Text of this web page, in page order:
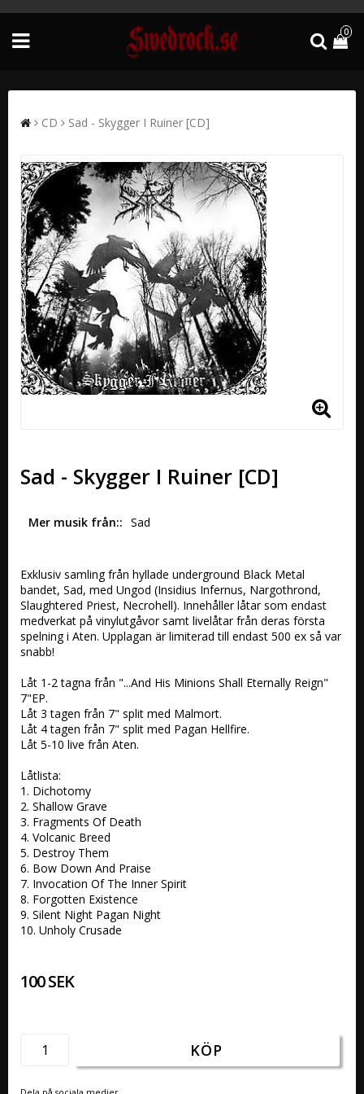
0
CD Sad - Skygger I Ruiner [CD]
Sad - Skygger I Ruiner [CD]
Mer musik från: Sad
Exklusiv samling från hyllade underground Black Metal
bandet, Sad, med Ungod (Insidius Infernus, Nargothrond,
Slaughtered Priest, Necrohell). Innehåller låtar som endast
medverkat på vinylutgåvor samt livelåtar från deras första
spelning i Aten. Upplagan är limiterad till endast 500 ex så var
snabb!
Låt 1-2 tagna från "...And His Minions Shall Eternally Reign"
7"EP.
Låt 3 tagen från 7" split med Malmort.
Låt 4 tagen från 7" split med Pagan Hellfire.
Låt 5-10 live från Aten.
Låtlista:
1. Dichotomy
2. Shallow Grave
3. Fragments Of Death
4. Volcanic Breed
5. Destroy Them
6. Bow Down And Praise
7. Invocation Of The Inner Spirit
8. Forgotten Existence
9. Silent Night Pagan Night
10. Unholy Crusade
100 SEK
KÖP